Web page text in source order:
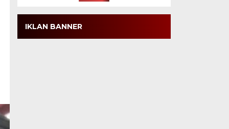
IKLAN BANNER